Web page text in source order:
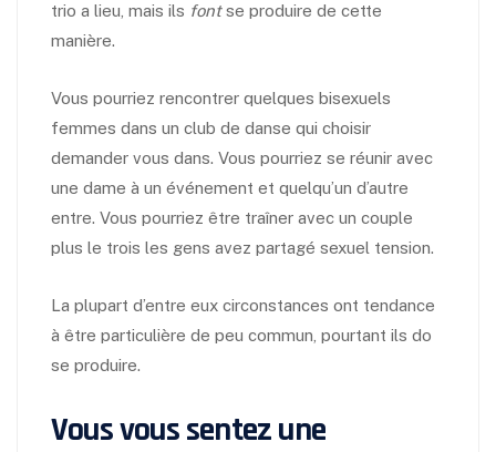
trio a lieu, mais ils fontse produire de cette
manière.
Vous pourriez rencontrer quelques bisexuels
femmes dans un club de danse qui choisir
demander vous dans. Vous pourriez se réunir avec
une dame à un événement et quelqu’un d’autre
entre. Vous pourriez être traîner avec un couple
plus le trois les gens avez partagé sexuel tension.
La plupart d’entre eux circonstances ont tendance
à être particulière de peu commun, pourtant ils do
se produire.
Vous vous sentez une